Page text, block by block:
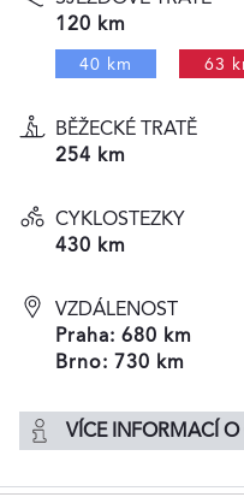
120 km
40 km 63
BĚŽECKÉ TRATĚ
254 km
CYKLOSTEZKY
430 km
VZDÁLENOST
Praha: 680 km
Brno: 730 km
VÍCE INFORMACÍ O